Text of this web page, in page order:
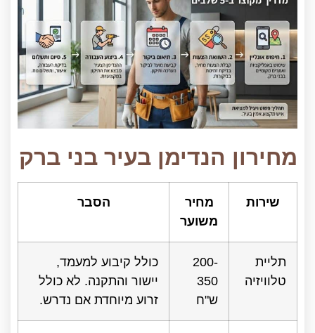
מחירון הנדימן בעיר בני ברק
שירות
מחיר
משוער
הסבר
תליית
טלוויזיה
200-
350
ש"ח
כולל קיבוע למעמד,
יישור והתקנה. לא כולל
זרוע מיוחדת אם נדרש.